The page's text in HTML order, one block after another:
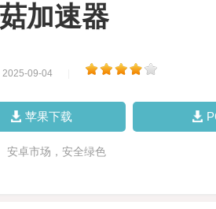
加速器
2025-09-04
苹果下载
安卓市场，安全绿色